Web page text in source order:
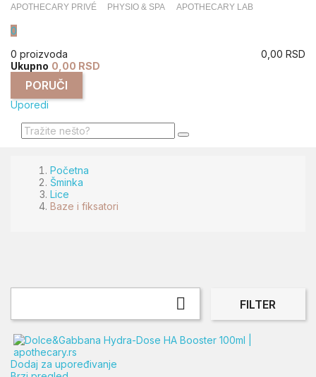
APOTHECARY PRIVÉ PHYSIO & SPA APOTHECARY LAB
0
0 proizvoda
0,00 RSD
Ukupno 0,00 RSD
PORUČI
Uporedi
Početna
Šminka
Lice
Baze i fiksatori
 FILTER
Dodaj za upoređivanje